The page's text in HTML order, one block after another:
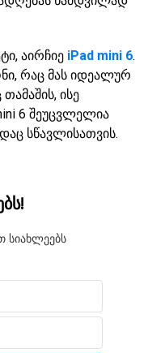
აირჩიე iPad mini 6.
რაც მას იდეალურ
ისე
6 შეუცვლელია
სწავლისათვის.
სიახლეებს